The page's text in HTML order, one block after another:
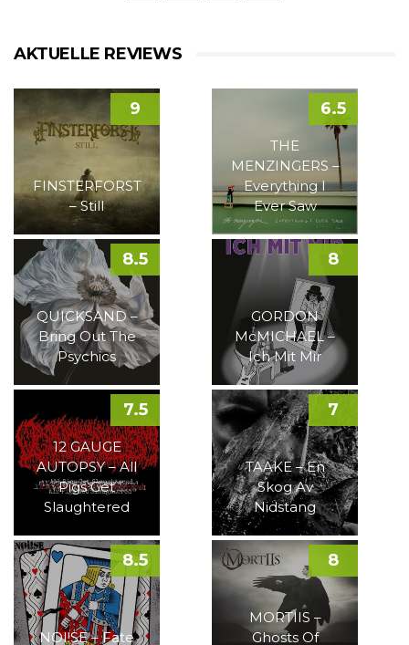
AKTUELLE REVIEWS
FINSTERFORST
– Still
9
THE
MENZINGERS –
Everything I
Ever Saw
6.5
QUICKSAND –
Bring Out The
Psychics
8.5
GORDON
McMICHAEL –
Ich Mit Mir
8
12 GAUGE
AUTOPSY – All
Pigs Get
Slaughtered
7.5
TAAKE – En
Skog Av
Nidstang
7
NOI!SE – Fate
8.5
MORTIIS –
Ghosts Of
8